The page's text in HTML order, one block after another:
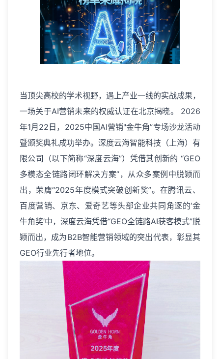
当顶尖高校的学术视野，遇上产业一线的实战成果，
一场关于AI营销未来的权威认证在北京揭晓。 2026
年1月22日，2025中国AI营销"金牛角”专场沙龙活动
暨颁奖典礼成功举办。深度云海智能科技（上海）有
限公司（以下简称“深度云海”）凭借其创新的 “GEO
多模态全链路闭环解决方案”，从众多案例中脱颖而
出，荣膺“2025年度模式突破创新奖”。在腾讯云、
百度营销、京东、爱奇艺等头部企业共同角逐的‘金
牛角奖’中，深度云海凭借“GEO全链路AI获客模式”脱
颖而出，成为B2B智能营销领域的突出代表，彰显其
GEO行业先行者地位。